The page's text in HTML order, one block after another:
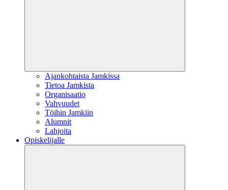
Ajankohtaista Jamkissa
Tietoa Jamkista
Organisaatio
Vahvuudet
Töihin Jamkiin
Alumnit
Lahjoita
Opiskelijalle